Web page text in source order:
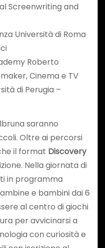
Screenwriting and
Università di Roma
Roberto
Cinema e TV
di Perugia –
saranno
Oltre ai percorsi
il format Discovery
Nella giornata di
in programma
e bambini dai 6
al centro di giochi
per avvicinarsi a
con curiosità e